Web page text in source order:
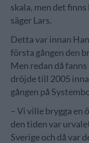
skala, men det
säger Lars.
Detta var innan
första gången den
Men redan då
dröjde till 2005
gången på
– Vi ville brygga en
den tiden var
Sverige och då var